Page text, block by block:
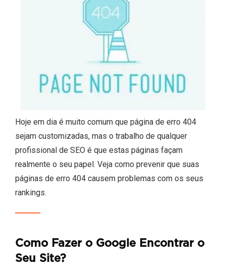
Hoje em dia é muito comum que página de erro 404
sejam customizadas, mas o trabalho de qualquer
profissional de SEO é que estas páginas façam
realmente o seu papel. Veja como prevenir que suas
páginas de erro 404 causem problemas com os seus
rankings.
Como Fazer o Google Encontrar o
Seu Site?